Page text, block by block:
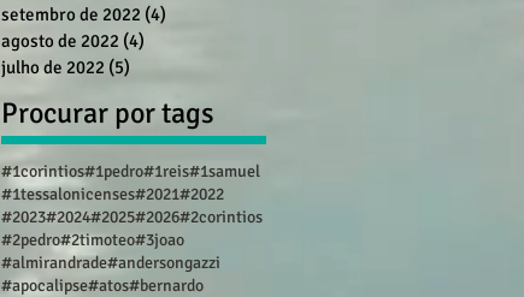
setembro de 2022 (4)
agosto de 2022 (4)
julho de 2022 (5)
Procurar por tags
#1corintios#1pedro#1reis#1samuel
#1tessalonicenses#2021#2022
#2023#2024#2025#2026#2corintios
#2pedro#2timoteo#3joao
#almirandrade#andersongazzi
#apocalipse#atos#bernardo